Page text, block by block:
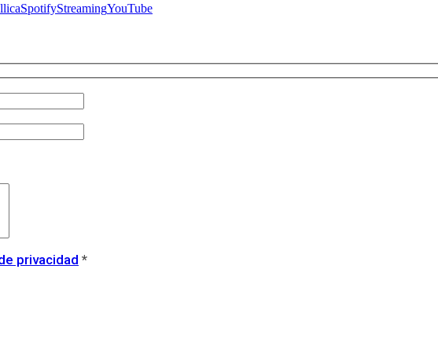
SpotifyStreamingYouTube
privacidad *